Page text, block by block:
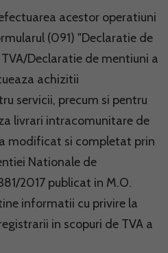
acestor operatiuni
(091) "Declaratie de
Declaratie de mentiuni a
achizitii
servicii, precum si pentru
livrari intracomunitare de
modificat si completat prin
Nationale de
2017 publicat in M.O.
informatii cu privire la
in scopuri de TVA a